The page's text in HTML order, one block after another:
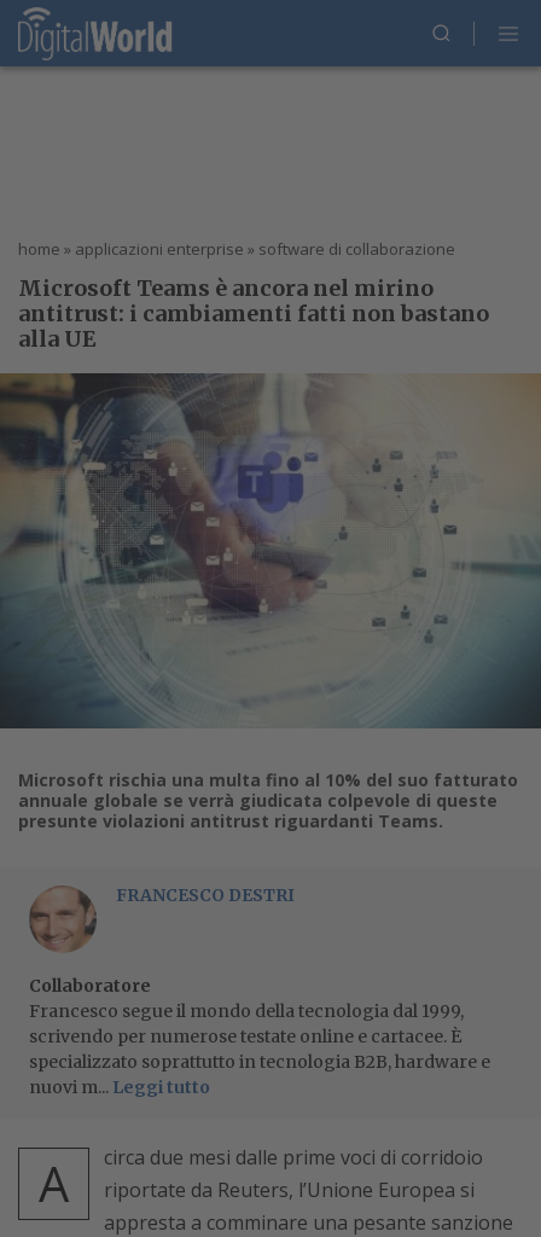
home » applicazioni enterprise » software di collaborazione
Microsoft Teams è ancora nel mirino
antitrust: i cambiamenti fatti non bastano
alla UE
Microsoft rischia una multa fino al 10% del suo fatturato
annuale globale se verrà giudicata colpevole di queste
presunte violazioni antitrust riguardanti Teams.
FRANCESCO DESTRI
Collaboratore
Francesco segue il mondo della tecnologia dal 1999,
scrivendo per numerose testate online e cartacee. È
specializzato soprattutto in tecnologia B2B, hardware e
nuovi m... Leggi tutto
A
circa due mesi dalle prime voci di corridoio
riportate da Reuters, l’Unione Europea si
appresta a comminare una pesante sanzione